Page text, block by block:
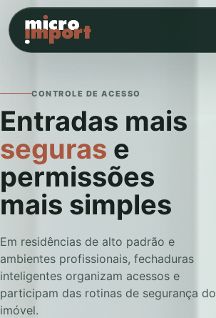
CONTROLE DE ACESSO
Entradas mais
seguras e
permissões
mais simples
Em residências de alto padrão e
ambientes profissionais, fechaduras
inteligentes organizam acessos e
participam das rotinas de segurança do
imóvel.